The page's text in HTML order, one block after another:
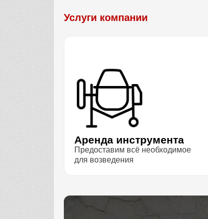
Услуги компании
Аренда инструмента
Предоставим всё необходимое
для возведения